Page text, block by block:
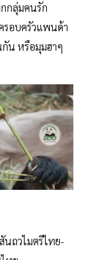
กลุ่มคนรัก
รอบครัวแพนด้า
น หรือมุมฮาๆ
ถวไมตรีไทย-